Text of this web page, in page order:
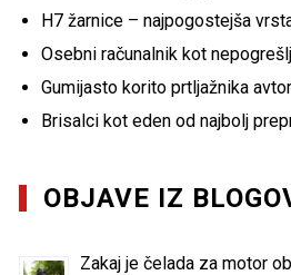
H7 žarnice – najpogostejša
Osebni računalnik kot
Gumijasto korito prtljažnika
Brisalci kot eden od najbolj
OBJAVE IZ
Zakaj je čelada za motor